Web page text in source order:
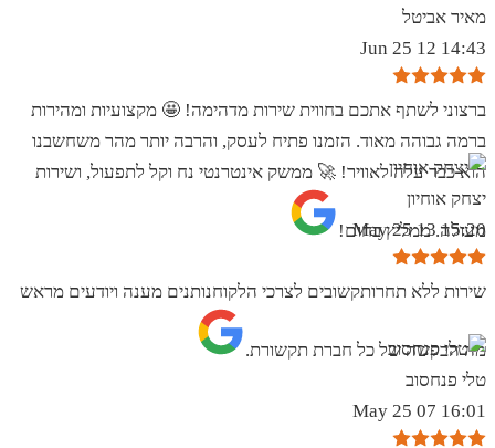
מאיר אביטל
14:43 12 Jun 25
ברצוני לשתף אתכם בחווית שירות מדהימה! 🤩 מקצועיות ומהירות
ברמה גבוהה מאוד. הזמנו פתיח לעסק, והרבה יותר מהר משחשבנו
הוא כבר עלה לאוויר! 🚀 ממשק אינטרנטי נח וקל לתפעול, ושירות
מעולה. ממליץ בחום!
יצחק אוחיון
15:20 13 May 25
שירות ללא תחרותקשובים לצרכי הלקוחנותנים מענה ויודעים מראש
מה הבקשה של כל חברת תקשורת.
טלי פנחסוב
16:01 07 May 25